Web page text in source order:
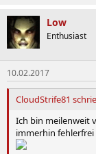
Low
Enthusiast
10.02.2017
CloudStrife81
Ich bin meilenweit
immerhin fehlerfrei